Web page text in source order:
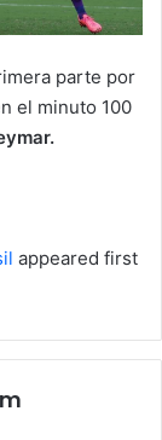
parte por
el minuto 100
appeared first